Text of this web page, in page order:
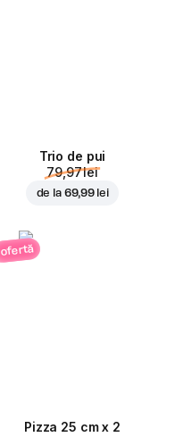
Trio de pui
79,97 lei
de la 69,99 lei
ofertă
Pizza 25 cm x 2